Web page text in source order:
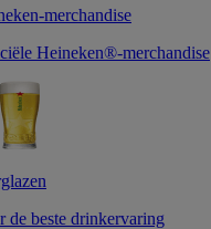
merchandise
Heineken®-merchandise
de beste drinkervaring